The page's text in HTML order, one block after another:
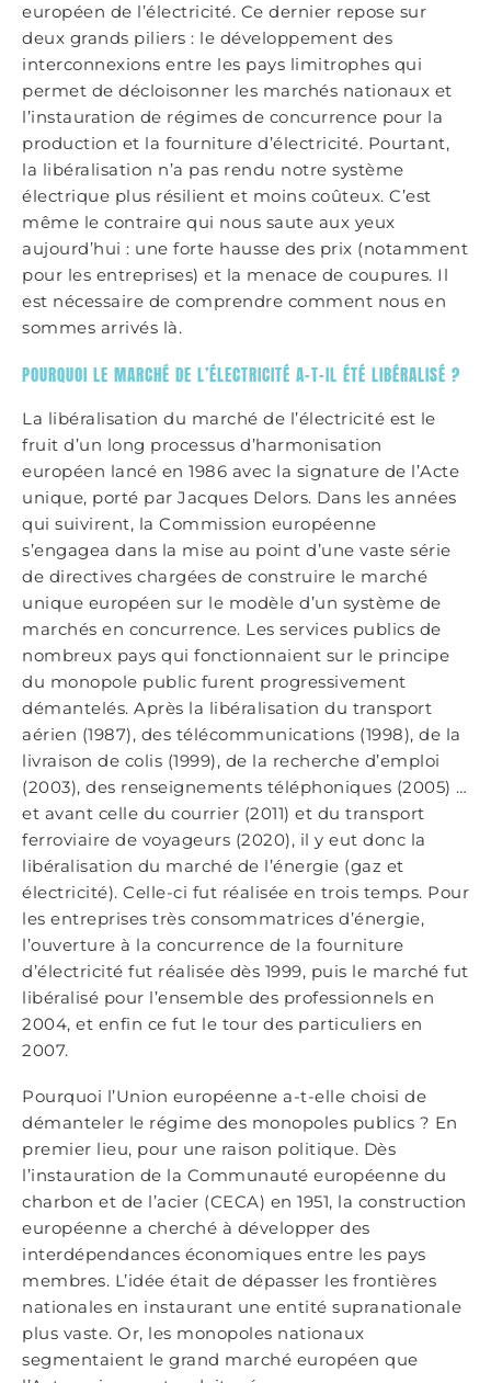
européen de l’électricité. Ce dernier repose sur
deux grands piliers : le développement des
interconnexions entre les pays limitrophes qui
permet de décloisonner les marchés nationaux et
l’instauration de régimes de concurrence pour la
production et la fourniture d’électricité. Pourtant,
la libéralisation n’a pas rendu notre système
électrique plus résilient et moins coûteux. C’est
même le contraire qui nous saute aux yeux
aujourd’hui : une forte hausse des prix (notamment
pour les entreprises) et la menace de coupures. Il
est nécessaire de comprendre comment nous en
sommes arrivés là.
POURQUOI LE MARCHÉ DE L’ÉLECTRICITÉ A-T-IL ÉTÉ LIBÉRALISÉ ?
La libéralisation du marché de l’électricité est le
fruit d’un long processus d’harmonisation
européen lancé en 1986 avec la signature de l’Acte
unique, porté par Jacques Delors. Dans les années
qui suivirent, la Commission européenne
s’engagea dans la mise au point d’une vaste série
de directives chargées de construire le marché
unique européen sur le modèle d’un système de
marchés en concurrence. Les services publics de
nombreux pays qui fonctionnaient sur le principe
du monopole public furent progressivement
démantelés. Après la libéralisation du transport
aérien (1987), des télécommunications (1998), de la
livraison de colis (1999), de la recherche d’emploi
(2003), des renseignements téléphoniques (2005) …
et avant celle du courrier (2011) et du transport
ferroviaire de voyageurs (2020), il y eut donc la
libéralisation du marché de l’énergie (gaz et
électricité). Celle-ci fut réalisée en trois temps. Pour
les entreprises très consommatrices d’énergie,
l’ouverture à la concurrence de la fourniture
d’électricité fut réalisée dès 1999, puis le marché fut
libéralisé pour l’ensemble des professionnels en
2004, et enfin ce fut le tour des particuliers en
2007.
Pourquoi l’Union européenne a-t-elle choisi de
démanteler le régime des monopoles publics ? En
premier lieu, pour une raison politique. Dès
l’instauration de la Communauté européenne du
charbon et de l’acier (CECA) en 1951, la construction
européenne a cherché à développer des
interdépendances économiques entre les pays
membres. L’idée était de dépasser les frontières
nationales en instaurant une entité supranationale
plus vaste. Or, les monopoles nationaux
segmentaient le grand marché européen que